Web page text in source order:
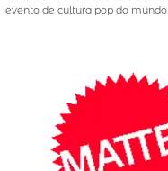
evento de cultura pop do mundo.